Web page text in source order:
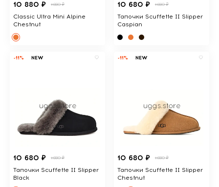
10 880 ₽ 11880 ₽
Classic Ultra Mini Alpine
Chestnut
10 680 ₽ 11880 ₽
Тапочки Scuffette II Slipper
Caspian
-11% NEW
10 680 ₽ 11880 ₽
Тапочки Scuffette II Slipper
Black
-11% NEW
10 680 ₽ 11880 ₽
Тапочки Scuffette II Slipper
Chestnut